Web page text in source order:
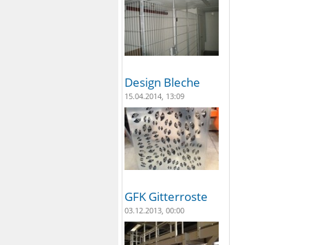
Design Bleche
15.04.2014, 13:09
GFK Gitterroste
03.12.2013, 00:00